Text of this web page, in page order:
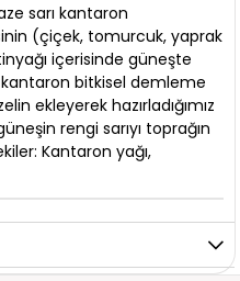
sarı kantaron
(çiçek, tomurcuk, yaprak
içerisinde güneşte
bitkisel demleme
ekleyerek hazırladığımız
rengi sarıyı toprağın
Kantaron yağı,